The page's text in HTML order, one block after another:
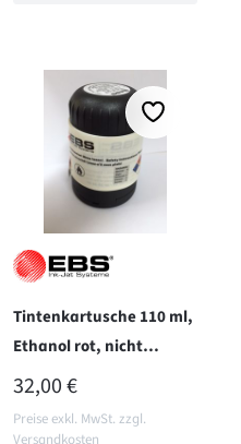
Tintenkartusche 110 ml,
Ethanol rot, nicht
pigmentiert
REGULÄRER PREIS:
32,00 €
Preise exkl. MwSt. zzgl.
Versandkosten